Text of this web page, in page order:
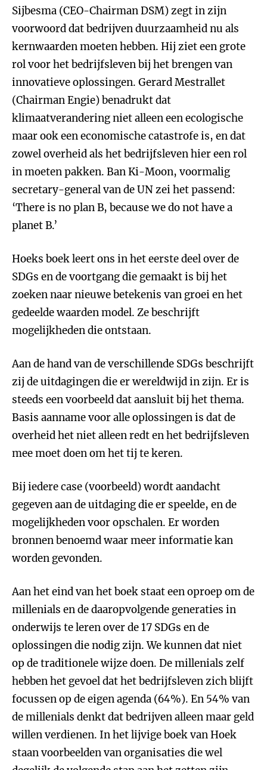
Sijbesma (CEO-Chairman DSM) zegt in zijn
voorwoord dat bedrijven duurzaamheid nu als
kernwaarden moeten hebben. Hij ziet een grote
rol voor het bedrijfsleven bij het brengen van
innovatieve oplossingen. Gerard Mestrallet
(Chairman Engie) benadrukt dat
klimaatverandering niet alleen een ecologische
maar ook een economische catastrofe is, en dat
zowel overheid als het bedrijfsleven hier een rol
in moeten pakken. Ban Ki-Moon, voormalig
secretary-general van de UN zei het passend:
‘There is no plan B, because we do not have a
planet B.’
Hoeks boek leert ons in het eerste deel over de
SDGs en de voortgang die gemaakt is bij het
zoeken naar nieuwe betekenis van groei en het
gedeelde waarden model. Ze beschrijft
mogelijkheden die ontstaan.
Aan de hand van de verschillende SDGs beschrijft
zij de uitdagingen die er wereldwijd in zijn. Er is
steeds een voorbeeld dat aansluit bij het thema.
Basis aanname voor alle oplossingen is dat de
overheid het niet alleen redt en het bedrijfsleven
mee moet doen om het tij te keren.
Bij iedere case (voorbeeld) wordt aandacht
gegeven aan de uitdaging die er speelde, en de
mogelijkheden voor opschalen. Er worden
bronnen benoemd waar meer informatie kan
worden gevonden.
Aan het eind van het boek staat een oproep om de
millenials en de daaropvolgende generaties in
onderwijs te leren over de 17 SDGs en de
oplossingen die nodig zijn. We kunnen dat niet
op de traditionele wijze doen. De millenials zelf
hebben het gevoel dat het bedrijfsleven zich blijft
focussen op de eigen agenda (64%). En 54% van
de millenials denkt dat bedrijven alleen maar geld
willen verdienen. In het lijvige boek van Hoek
staan voorbeelden van organisaties die wel